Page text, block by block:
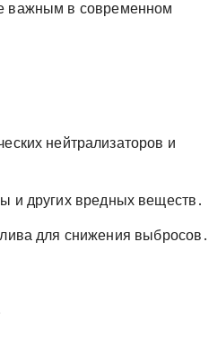
важным в современном
нейтрализаторов и
и других вредных веществ․
для снижения выбросов․